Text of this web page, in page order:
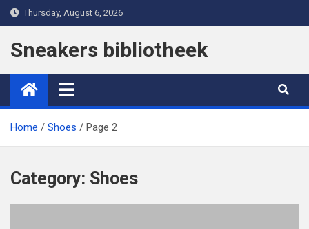
Skip
to
content
Thursday, August 6, 2026
Sneakers bibliotheek
Home Shoes Page 2
Category: Shoes